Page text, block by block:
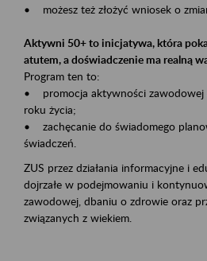
• możesz też złożyć wniosek o
Aktywni 50+ to inicjatywa, która
atutem, a doświadczenie ma realną
Program ten to:
• promocja aktywności zawodowej
roku życia;
• zachęcanie do świadomego
świadczeń.
ZUS przez działania informacyjne i
dojrzałe w podejmowaniu i
zawodowej, dbaniu o zdrowie oraz
związanych z wiekiem.